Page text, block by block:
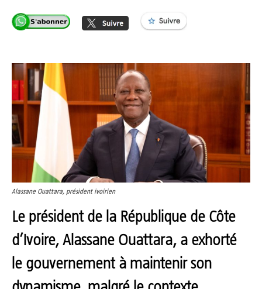
Alassane Ouattara, président ivoirien
Le président de la République de Côte
d’Ivoire, Alassane Ouattara, a exhorté
le gouvernement à maintenir son